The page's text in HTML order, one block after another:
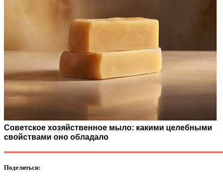
Советское хозяйственное мыло: какими целебными
свойствами оно обладало
Поделиться: